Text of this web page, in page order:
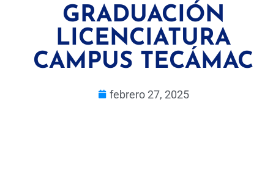
GRADUACIÓN
LICENCIATURA
CAMPUS TECÁMAC
febrero 27, 2025